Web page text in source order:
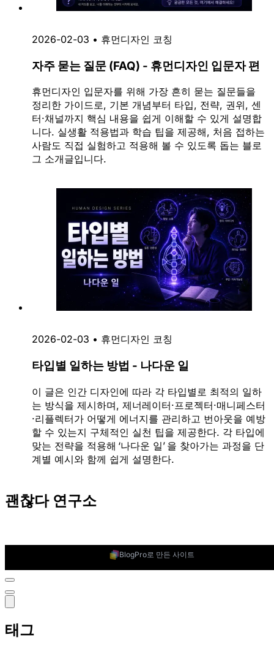
2026-02-03 • 휴먼디자인 코칭
자주 묻는 질문 (FAQ) - 휴먼디자인 입문자 편
휴먼디자인 입문자를 위해 가장 흔히 묻는 질문들을
정리한 가이드로, 기본 개념부터 타입, 전략, 권위, 센
터·채널까지 핵심 내용을 쉽게 이해할 수 있게 설명합
니다. 실생활 적용법과 학습 팁을 제공해, 처음 접하는
사람도 직접 실험하고 적용해 볼 수 있도록 돕는 블로
그 소개글입니다.
2026-02-03 • 휴먼디자인 코칭
타입별 일하는 방법 - 나다운 일
이 글은 인간 디자인에 따라 각 타입별로 최적의 일하
는 방식을 제시하며, 제너레이터·프로젝터·매니페스터
·리플렉터가 어떻게 에너지를 관리하고 번아웃을 예방
할 수 있는지 구체적인 실천 팁을 제공한다. 각 타입에
맞는 전략을 적용해 ‘나다운 일’ 을 찾아가는 과정을 단
계별 예시와 함께 쉽게 설명한다.
괜찮다 연구소
BlogPro로 만든 사이트
태그